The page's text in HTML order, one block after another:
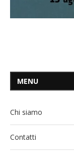
MENU
Chi siamo
Contatti